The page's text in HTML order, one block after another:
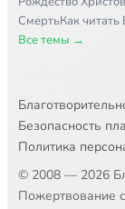
СмертьКак
Все темы →
Безопасность
Политика
© 2008 — 2026
Пожертвование